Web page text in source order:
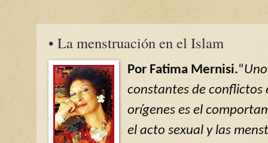
• La menstruación en el Islam
Por Fatima Mernisi.“
constantes de conflictos
orígenes es el
el acto sexual y las